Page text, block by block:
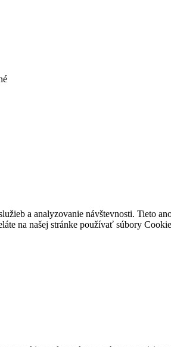
a analyzovanie návštevnosti. Tieto
na našej stránke používať súbory